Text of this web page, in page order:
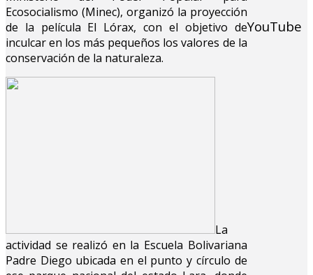
Ecosocialismo (Minec), organizó la proyección
de la película El Lórax, con el objetivo de
inculcar en los más pequeños los valores de la
conservación de la naturaleza.
La
actividad se realizó en la Escuela Bolivariana
Padre Diego ubicada en el punto y círculo de
YouTube